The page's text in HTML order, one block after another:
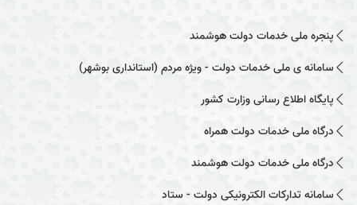
پنجره ملی خدمات دولت هوشمند
سامانه ی ملی خدمات دولت - ویژه مردم (استانداری بوشهر)
پایگاه اطلاع رسانی وزارت کشور
درگاه ملی خدمات دولت همراه
درگاه ملی خدمات دولت هوشمند
سامانه تدارکات الکترونیکی دولت - ستاد